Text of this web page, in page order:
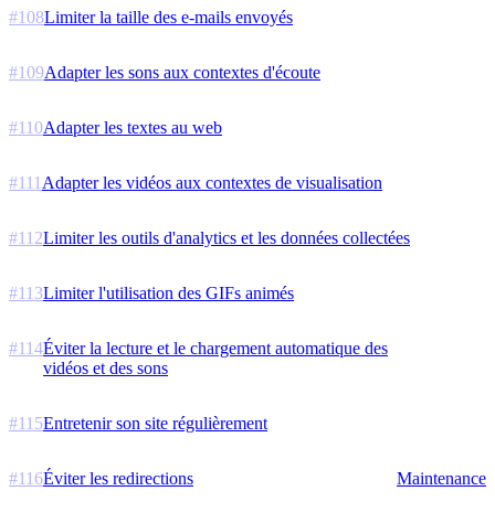
#108Limiter la taille des e-mails envoyés
#109Adapter les sons aux contextes d'écoute
#110Adapter les textes au web
#111 Adapter les vidéos aux contextes de visualisation
#112Limiter les outils d'analytics et les données collectées
#113Limiter l'utilisation des GIFs animés
#114Éviter la lecture et le chargement automatique des
vidéos et des sons
#115Entretenir son site régulièrement
#116Éviter les redirections Maintenance